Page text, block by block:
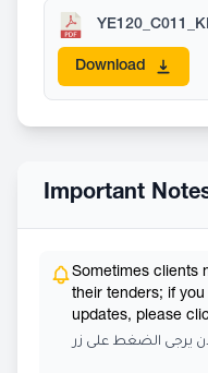
Download
Important
Sometimes clients
their tenders; if
updates, please
يرجى الضغط على زر